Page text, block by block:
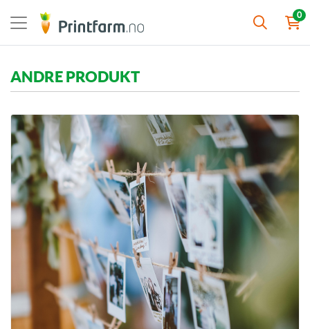
0
ANDRE PRODUKT
Vis detaljer TILLEGGSPRODUKT